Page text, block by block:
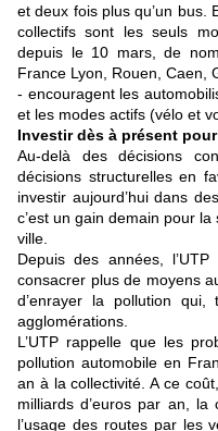
et deux fois plus qu’un bus.
collectifs sont les seuls
depuis le 10 mars, de
France Lyon, Rouen, Caen,
- encouragent les
et les modes actifs (vélo et
Investir dès à présent
Au-delà des décisions
décisions structurelles en
investir aujourd’hui dans
c’est un gain demain pour
ville.
Depuis des années,
consacrer plus de moyens
d’enrayer la pollution qui,
agglomérations.
L’UTP rappelle que les
pollution automobile en
an à la collectivité. A ce
milliards d’euros par an,
l’usage des routes par les